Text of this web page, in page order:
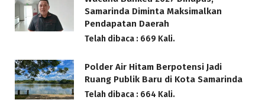
Samarinda Diminta Maksimalkan
Pendapatan Daerah
Telah dibaca : 669 Kali.
Polder Air Hitam Berpotensi Jadi
Ruang Publik Baru di Kota Samarinda
Telah dibaca : 664 Kali.